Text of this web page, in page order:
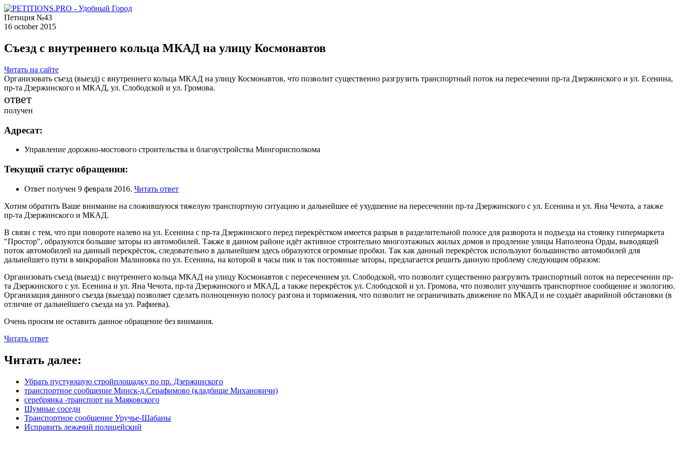
Петиция №43
16 october 2015
Съезд с внутреннего кольца МКАД на улицу Космонавтов
Читать на сайте
Организовать съезд (выезд) с внутреннего кольца МКАД на улицу Космонавтов, что позволит существенно разгрузить транспортный поток на пересечении пр-та Дзержинского и ул. Есенина,
пр-та Дзержинского и МКАД, ул. Слободской и ул. Громова.
ответ
получен
Адресат:
Управление дорожно-мостового строительства и благоустройства Мингорисполкома
Текущий статус обращения:
Ответ получен 9 февраля 2016. Читать ответ
Хотим обратить Ваше внимание на сложившуюся тяжелую транспортную ситуацию и дальнейшее её ухудшение на пересечении пр-та Дзержинского с ул. Есенина и ул. Яна Чечота, а также
пр-та Дзержинского и МКАД.
В связи с тем, что при повороте налево на ул. Есенина с пр-та Дзержинского перед перекрёстком имеется разрыв в разделительной полосе для разворота и подъезда на стоянку гипермаркета
"Простор", образуются большие заторы из автомобилей. Также в данном районе идёт активное строительно многоэтажных жилых домов и продление улицы Наполеона Орды, выводящей
поток автомобилей на данный перекрёсток, следовательно в дальнейшем здесь образуются огромные пробки. Так как данный перекрёсток используют большинство автомобилей для
дальнейшего пути в микрорайон Малиновка по ул. Есенина, на которой в часы пик и так постоянные заторы, предлагается решить данную проблему следующим образом:
Организовать съезд (выезд) с внутреннего кольца МКАД на улицу Космонавтов с пересечением ул. Слободской, что позволит существенно разгрузить транспортный поток на пересечении пр-
та Дзержинского с ул. Есенина и ул. Яна Чечота, пр-та Дзержинского и МКАД, а также перекрёсток ул. Слободской и ул. Громова, что позволит улучшить транспортное сообщение и экологию.
Организация данного съезда (выезда) позволяет сделать полноценную полосу разгона и торможения, что позволит не ограничивать движение по МКАД и не создаёт аварийной обстановки (в
отличие от дальнейшего съезда на ул. Рафиева).
Очень просим не оставить данное обращение без внимания.
Читать ответ
Читать далее:
Убрать пустующую стройплощадку по пр. Дзержинского
транспортное сообщение Минск-д.Серафимово (кладбище Михановичи)
серебрянка -транспорт на Маяковского
Шумные соседи
Транспортное сообщение Уручье-Шабаны
Исправить лежачий полицейский